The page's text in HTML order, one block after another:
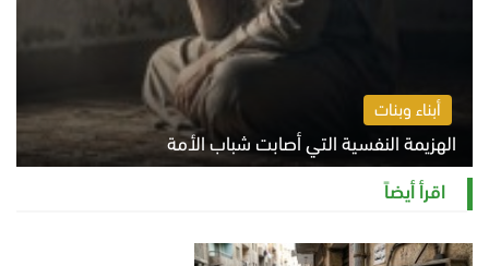
أبناء وبنات
الهزيمة النفسية التي أصابت شباب الأمة
الخميس 6 أغسطس 2026 11:12 ص
اقرأ أيضاً